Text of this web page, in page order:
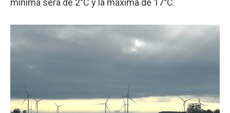
mínima será de 2°C y la máxima de 17°C.